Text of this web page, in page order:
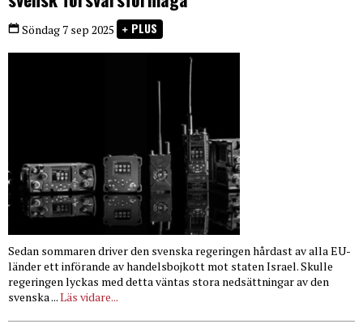
Söndag 7 sep 2025 PLUS
Sedan sommaren driver den svenska regeringen hårdast av alla EU-
länder ett införande av handelsbojkott mot staten Israel. Skulle
regeringen lyckas med detta väntas stora nedsättningar av den
svenska ...Läs vidare...